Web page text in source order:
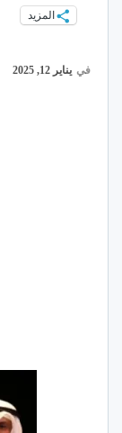
المزيد
في يناير 12, 2025